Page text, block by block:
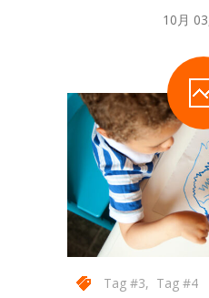
10月
Tag #3, Tag #4